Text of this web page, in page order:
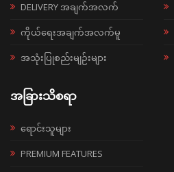
DELIVERY အချက်အလက်
ကိုယ်ရေးအချက်အလက်မူ
အသုံးပြုစည်းမျဉ်းများ
အခြားသိစရာ
ရောင်းသူများ
PREMIUM FEATURES